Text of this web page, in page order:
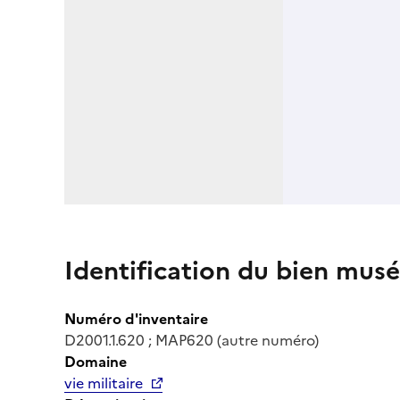
Identification du bien
Numéro d'inventaire
D2001.1.620 ; MAP620 (autre numéro)
Domaine
vie militaire